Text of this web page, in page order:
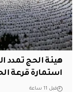
هيئة الحج تمدد
استمارة قرعة
قبل 11 ساعة